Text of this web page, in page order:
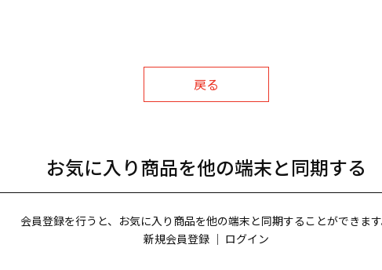
戻る
お気に入り商品を他の端末と同期する
会員登録を行うと、お気に入り商品を他の端末と同期することができま
新規会員登録 ｜ ログイン